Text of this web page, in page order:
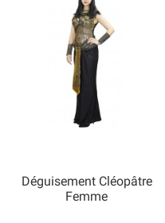
Déguisement Cléopâtre
Femme